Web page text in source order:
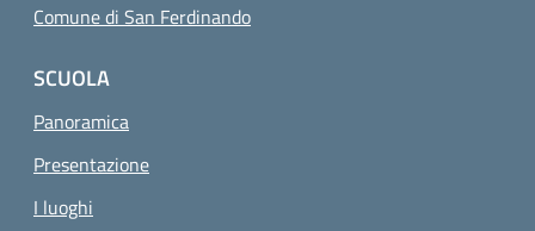
Comune di San Ferdinando
SCUOLA
Panoramica
Presentazione
I luoghi